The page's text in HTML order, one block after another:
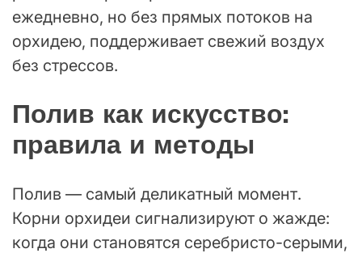
ежедневно, но без прямых потоков на
орхидею, поддерживает свежий воздух
без стрессов.
Полив как искусство:
правила и методы
Полив — самый деликатный момент.
Корни орхидеи сигнализируют о жажде:
когда они становятся серебристо-серыми,